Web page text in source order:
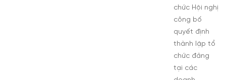
chức Hội nghị
công bố
quyết định
thành lập tổ
chức đảng
tại các